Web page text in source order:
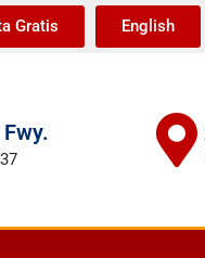
Gratis English